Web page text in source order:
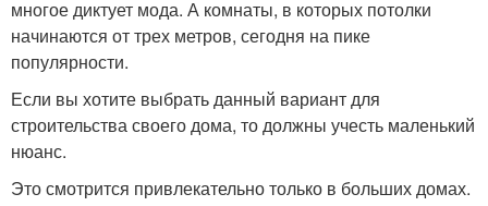
многое диктует мода. А комнаты, в которых потолки
начинаются от трех метров, сегодня на пике
популярности.
Если вы хотите выбрать данный вариант для
строительства своего дома, то должны учесть маленький
нюанс.
Это смотрится привлекательно только в больших домах.